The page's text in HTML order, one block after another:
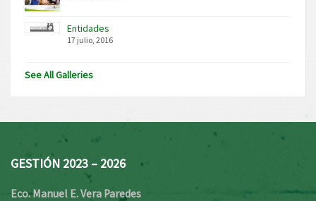
Entidades
17 julio, 2016
See All Galleries
GESTIÓN 2023 – 2026
Eco. Manuel E. Vera Paredes